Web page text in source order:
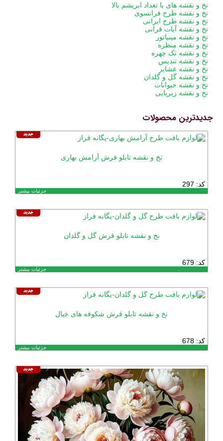
پریدن
ناوبری
نخ و نقشه های با تعداد ابریشم بالا
نخ و نقشه طرح فرانسوی
نخ و نقشه طرح ایرانی
نخ و نقشه آیات قرانی
نخ و نقشه مینیاتور
نخ و نقشه منظره
نخ و نقشه تک چهره
نخ و نقشه تندیس
نخ و نقشه عشایر
نخ و نقشه گل و گلدان
نخ و نقشه حیوانات
نخ و نقشه زیرپایی
جدیدترین محصولات
نخ و نقشه تابلو فرش آرامش بهاری
کد: 297
جزئیات بیشتر
نخ و نقشه تابلو فرش گل و گلدان
کد: 679
جزئیات بیشتر
نخ و نقشه تابلو فرش شکوفه های خیال
کد: 678
جزئیات بیشتر